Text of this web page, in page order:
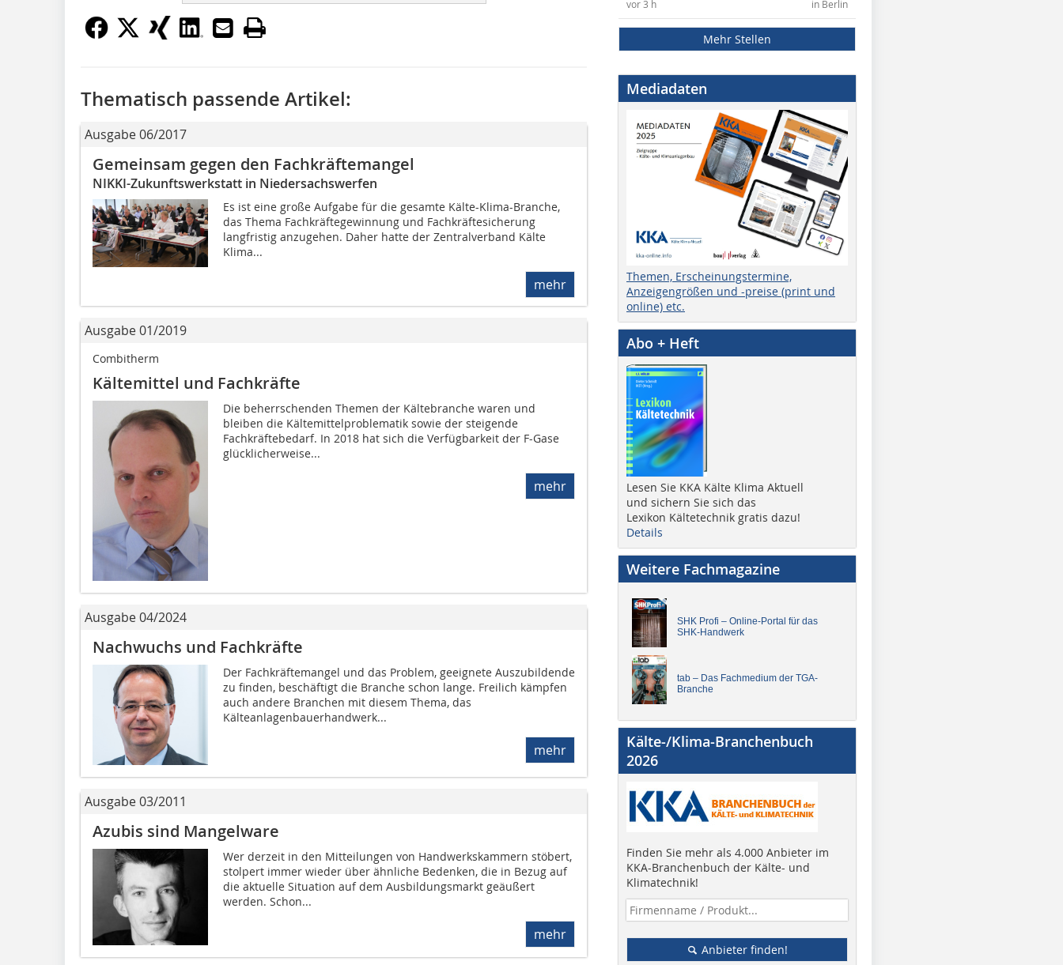
Thematisch passende Artikel:
Ausgabe 06/2017
Gemeinsam gegen den Fachkräftemangel
NIKKI-Zukunftswerkstatt in Niedersachswerfen
Es ist eine große Aufgabe für die gesamte Kälte-Klima-Branche,
das Thema Fachkräftegewinnung und Fachkräftesicherung
langfristig anzugehen. Daher hatte der Zentralverband Kälte
Klima...
mehr
Ausgabe 01/2019
Combitherm
Kältemittel und Fachkräfte
Die beherrschenden Themen der Kältebranche waren und
bleiben die Kältemittelproblematik sowie der steigende
Fachkräftebedarf. In 2018 hat sich die Verfügbarkeit der F-Gase
glücklicherweise...
mehr
Ausgabe 04/2024
Nachwuchs und Fachkräfte
Der Fachkräftemangel und das Problem, geeignete Auszubildende
zu finden, beschäftigt die Branche schon lange. Freilich kämpfen
auch andere Branchen mit diesem Thema, das
Kälteanlagenbauerhandwerk...
mehr
Ausgabe 03/2011
Azubis sind Mangelware
Wer derzeit in den Mitteilungen von Handwerkskammern stöbert,
stolpert immer wieder über ähnliche Bedenken, die in Bezug auf
die aktuelle Situation auf dem Ausbildungsmarkt geäußert
werden. Schon...
mehr
in Berlin
vor 3 h
Mehr Stellen
Mediadaten
Themen, Erscheinungstermine,
Anzeigengrößen und -preise (print und
online) etc.
Abo + Heft
Lesen Sie KKA Kälte Klima Aktuell
und sichern Sie sich das
Lexikon Kältetechnik gratis dazu!
Details
Weitere Fachmagazine
SHK Profi – Online-Portal für das
SHK-Handwerk
tab – Das Fachmedium der TGA-
Branche
Kälte-/Klima-Branchenbuch
2026
Finden Sie mehr als 4.000 Anbieter im
KKA-Branchenbuch der Kälte- und
Klimatechnik!
Anbieter finden!